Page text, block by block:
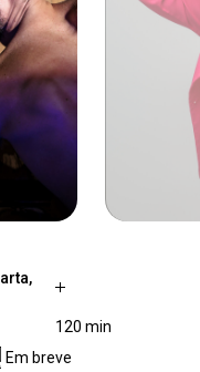
a casa
120 min
Em breve